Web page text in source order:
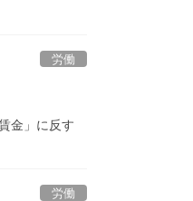
労働
金」に反す
労働